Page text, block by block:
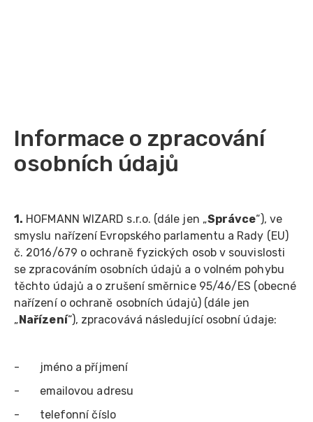
Informace o zpracování
osobních údajů
1. HOFMANN WIZARD s.r.o. (dále jen „Správce“), ve
smyslu nařízení Evropského parlamentu a Rady (EU)
č. 2016/679 o ochraně fyzických osob v souvislosti
se zpracováním osobních údajů a o volném pohybu
těchto údajů a o zrušení směrnice 95/46/ES (obecné
nařízení o ochraně osobních údajů) (dále jen
„Nařízení“), zpracovává následující osobní údaje:
- jméno a příjmení
- emailovou adresu
- telefonní číslo